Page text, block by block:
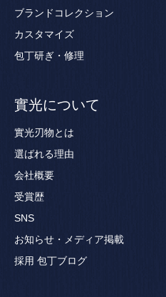
ブランドコレクション
カスタマイズ
包丁研ぎ・修理
實光について
實光刃物とは
選ばれる理由
会社概要
受賞歴
SNS
お知らせ・メディア掲載
採用 包丁ブログ